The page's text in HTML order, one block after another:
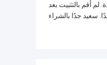
لم أقم بالتثبيت بعد